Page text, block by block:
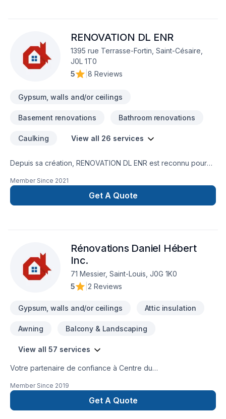
RENOVATION DL ENR
1395 rue Terrasse-Fortin, Saint-Césaire,
J0L 1T0
5
8 Reviews
Gypsum, walls and/or ceilings
Basement renovations Bathroom renovations
Caulking View all 26 services
Depuis sa création, RENOVATION DL ENR est reconnu pour
Cuisine, Démolition, Gouttières, Gypse, Insonorisation,
Isolation sous-sol,Isolation mur, Patio, Peinture, Peinture
extérieur, Plancher, Revêtement extérieur, Salle de bain,
exigences, vos délais et votre vision. Confiez votre projet à
une équipe qui a à cœur votre satisfaction.
Member Since 2021
Get A Quote
Rénovations Daniel Hébert
Inc.
71 Messier, Saint-Louis, J0G 1K0
5
2 Reviews
Gypsum, walls and/or ceilings Attic insulation
Awning Balcony & Landscaping
View all 57 services
Votre partenaire de confiance à Centre du
Inc., spécialiste de Adaptation dom., Agrandissement, Après-
sinistre, Balcon, Balcon de bois, Calfeutrage, Carrelage,
Charpentier, Commercial, Cuisine, Démolition, Drain français,
Member Since 2019
Get A Quote